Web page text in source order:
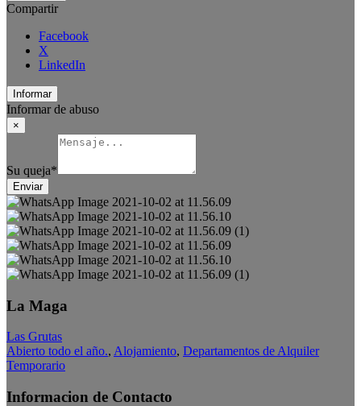
Compartir
Facebook
X
LinkedIn
Informar
Informar de abuso
×
Su queja*
Enviar
La Maga
Las Grutas
Abierto todo el año., Alojamiento, Departamentos de Alquiler
Temporario
Informacion de Contacto